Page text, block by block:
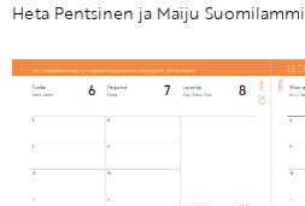
Heta Pentsinen ja Maiju Suomilammi